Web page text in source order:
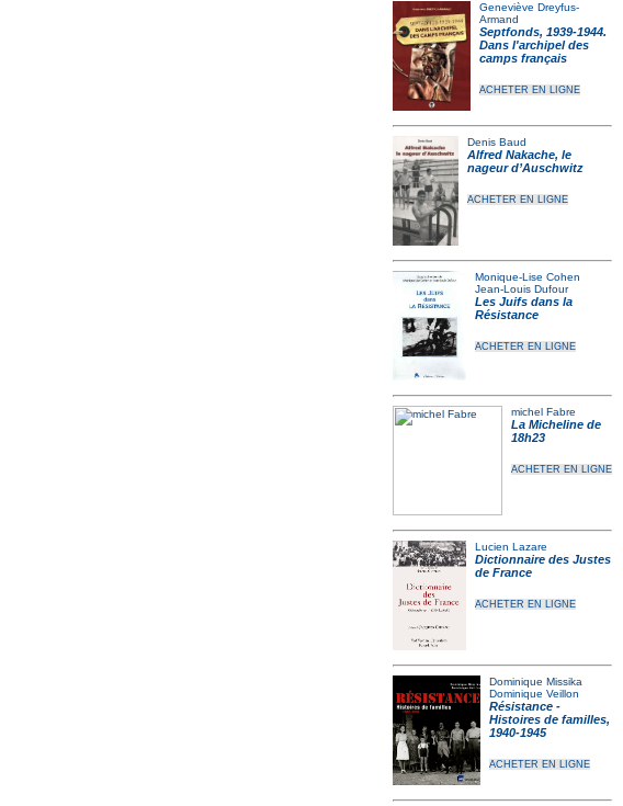
Geneviève Dreyfus-
Armand
Septfonds, 1939-1944.
Dans l'archipel des
camps français
ACHETER EN LIGNE
Denis Baud
Alfred Nakache, le
nageur d’Auschwitz
ACHETER EN LIGNE
Monique-Lise Cohen
Jean-Louis Dufour
Les Juifs dans la
Résistance
ACHETER EN LIGNE
michel Fabre
La Micheline de
18h23
ACHETER EN LIGNE
Lucien Lazare
Dictionnaire des Justes
de France
ACHETER EN LIGNE
Dominique Missika
Dominique Veillon
Résistance -
Histoires de familles,
1940-1945
ACHETER EN LIGNE